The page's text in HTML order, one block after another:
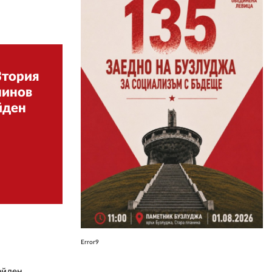
Error9
АВТОРИ
РЕДАКЦИЯ
РЕКЛАМА
АБОНАМЕНТ
УСЛОВИЯ ЗА ПОЛЗВАНЕ
ПОЛИТИКА ЗА БИСКВИТКИТЕ
ПОЛИТИКАТА ЗА